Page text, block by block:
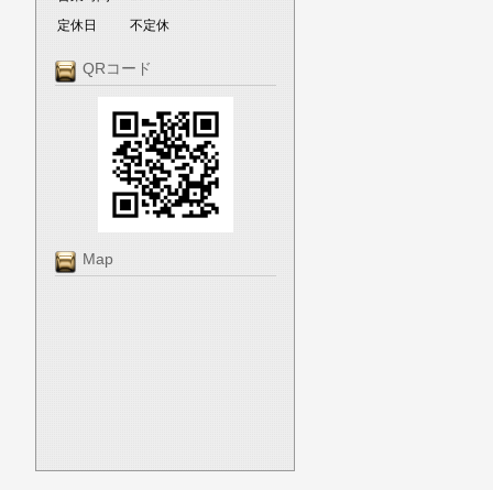
定休日
不定休
QRコード
Map